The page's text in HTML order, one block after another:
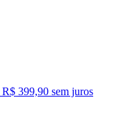
R$ 399,90 sem juros